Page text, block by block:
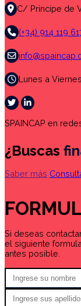
C/ Principe de
(+34) 914 119
Lunes a
SPAINCAP en
¿Buscas
Saber más
Si deseas
el siguiente
antes posible.